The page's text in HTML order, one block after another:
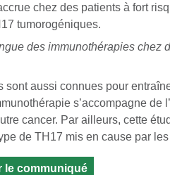
chez des patients à fort
tumorogéniques.
des immunothérapies chez
aussi connues pour
s’accompagne de
cancer. Par ailleurs, cette
de TH17 mis en cause par
le communiqué